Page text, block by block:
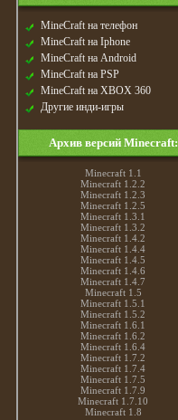
MineCraft на телефон
MineCraft на Iphone
MineCraft на Android
MineCraft на PSP
MineCraft на XBOX 360
Другие инди-игры
Архив версий Minecraft:
Minecraft 1.1
Minecraft 1.2.2
Minecraft 1.2.3
Minecraft 1.2.5
Minecraft 1.3.1
Minecraft 1.3.2
Minecraft 1.4.2
Minecraft 1.4.4
Minecraft 1.4.5
Minecraft 1.4.6
Minecraft 1.4.7
Minecraft 1.5
Minecraft 1.5.1
Minecraft 1.5.2
Minecraft 1.6.1
Minecraft 1.6.2
Minecraft 1.6.4
Minecraft 1.7.2
Minecraft 1.7.4
Minecraft 1.7.5
Minecraft 1.7.9
Minecraft 1.7.10
Minecraft 1.8